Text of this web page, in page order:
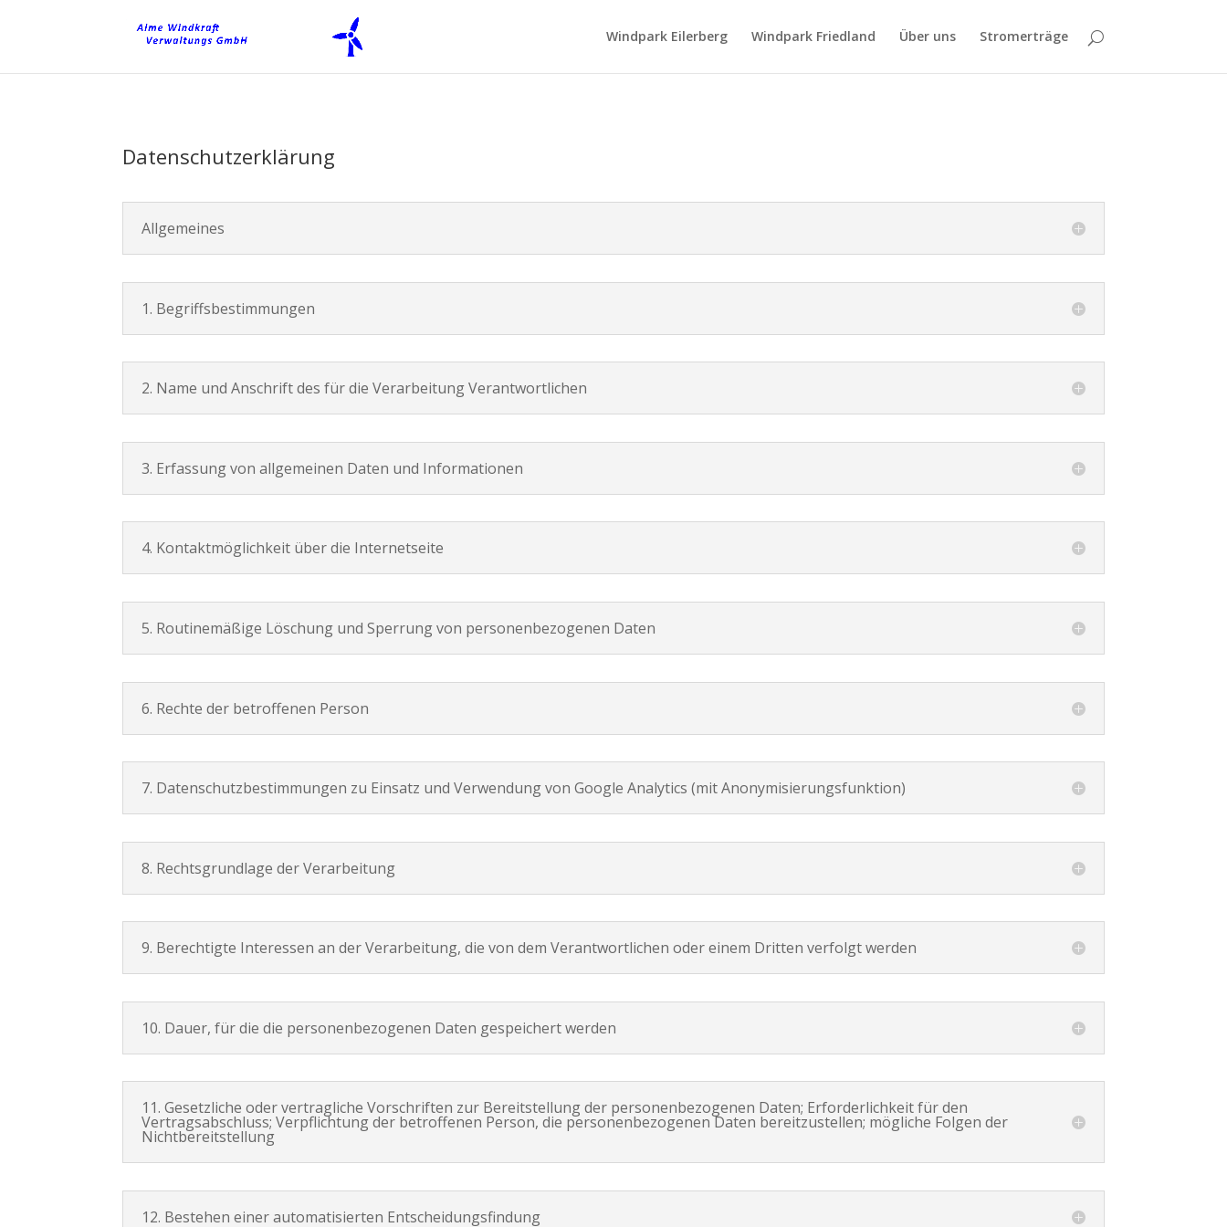
Windpark Eilerberg Windpark Friedland Über uns Stromerträge
Datenschutzerklärung
Allgemeines
1. Begriffsbestimmungen
2. Name und Anschrift des für die Verarbeitung Verantwortlichen
3. Erfassung von allgemeinen Daten und Informationen
4. Kontaktmöglichkeit über die Internetseite
5. Routinemäßige Löschung und Sperrung von personenbezogenen Daten
6. Rechte der betroffenen Person
7. Datenschutzbestimmungen zu Einsatz und Verwendung von Google Analytics (mit Anonymisierungsfunktion)
8. Rechtsgrundlage der Verarbeitung
9. Berechtigte Interessen an der Verarbeitung, die von dem Verantwortlichen oder einem Dritten verfolgt werden
10. Dauer, für die die personenbezogenen Daten gespeichert werden
11. Gesetzliche oder vertragliche Vorschriften zur Bereitstellung der personenbezogenen Daten; Erforderlichkeit für den
Vertragsabschluss; Verpflichtung der betroffenen Person, die personenbezogenen Daten bereitzustellen; mögliche Folgen der
Nichtbereitstellung
12. Bestehen einer automatisierten Entscheidungsfindung